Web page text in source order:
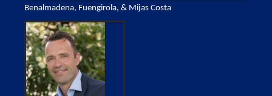
Benalmadena, Fuengirola, & Mijas Costa